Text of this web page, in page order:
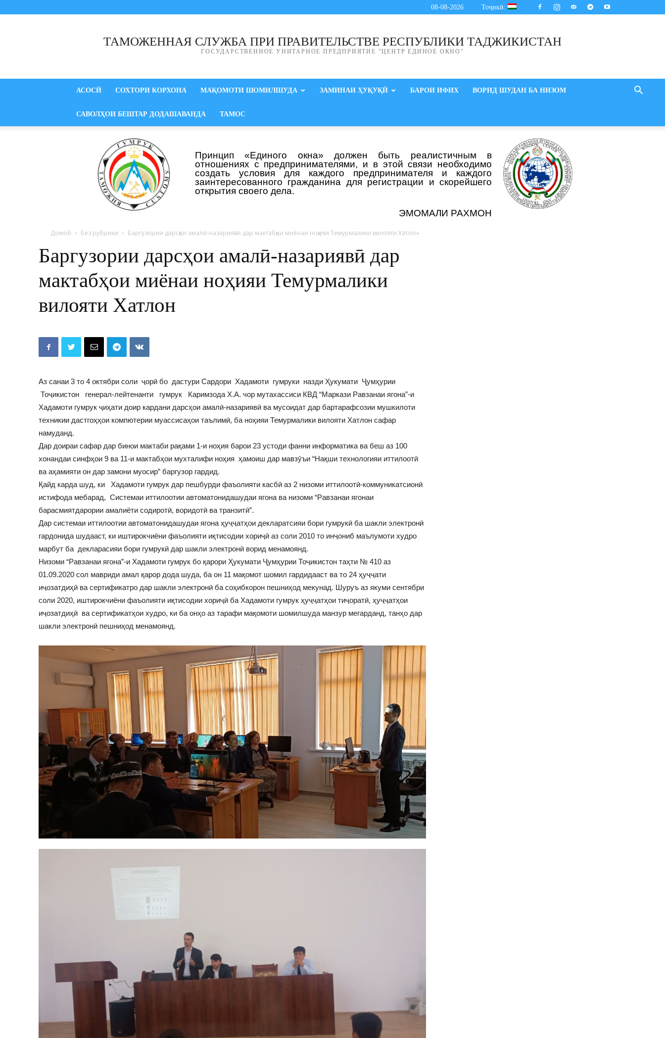
08-08-2026 Тоҷикӣ:
ТАМОЖЕННАЯ СЛУЖБА ПРИ ПРАВИТЕЛЬСТВЕ РЕСПУБЛИКИ ТАДЖИКИСТАН
ГОСУДАРСТВЕННОЕ УНИТАРНОЕ ПРЕДПРИЯТИЕ "ЦЕНТР ЕДИНОЕ ОКНО"
АСОСӢ СОХТОРИ КОРХОНА МАҚОМОТИ ШОМИЛШУДА ЗАМИНАИ ҲУҚУҚӢ БАРОИ ИФИХ ВОРИД ШУДАН БА НИЗОМ
САВОЛҲОИ БЕШТАР ДОДАШАВАНДА ТАМОС
Принцип «Единого окна» должен быть реалистичным в
отношениях с предпринимателями, и в этой связи необходимо
создать условия для каждого предпринимателя и каждого
заинтересованного гражданина для регистрации и скорейшего
открытия своего дела.
ЭМОМАЛИ РАХМОН
Домой Без рубрики Баргузории дарсҳои амалӣ-назариявӣ дар мактабҳои миёнаи ноҳияи Темурмалики вилояти Хатлон
Баргузории дарсҳои амалӣ-назариявӣ дар
мактабҳои миёнаи ноҳияи Темурмалики
вилояти Хатлон
Аз санаи 3 то 4 октябри соли ҷорӣ бо дастури Сардори Хадамоти гумруки назди Ҳукумати Ҷумҳурии
Тоҷикистон генерал-лейтенанти гумрук Каримзода Х.А. чор мутахассиси КВД “Маркази Равзанаи ягона”-и
Хадамоти гумрук ҷиҳати доир кардани дарсҳои амалӣ-назариявӣ ва мусоидат дар бартарафсозии мушкилоти
техникии дастгоҳҳои компютерии муассисаҳои таълимӣ, ба ноҳияи Темурмалики вилояти Хатлон сафар
намуданд.
Дар доираи сафар дар бинои мактаби рақами 1-и ноҳия барои 23 устоди фанни информатика ва беш аз 100
хонандаи синфҳои 9 ва 11-и мактабҳои мухталифи ноҳия ҳамоиш дар мавзӯъи “Нақши технологияи иттилоотӣ
ва аҳамияти он дар замони муосир” баргузор гардид.
Қайд карда шуд, ки Хадамоти гумрук дар пешбурди фаъолияти касбӣ аз 2 низоми иттилоотӣ-коммуникатсионӣ
истифода мебарад, Системаи иттилоотии автоматонидашудаи ягона ва низоми “Равзанаи ягонаи
барасмиятдарории амалиёти содиротӣ, воридотӣ ва транзитӣ”.
Дар системаи иттилоотии автоматонидашудаи ягона ҳуҷҷатҳои декларатсияи бори гумрукӣ ба шакли электронӣ
гардонида шудааст, ки иштирокчиёни фаъолияти иқтисодии хориҷӣ аз соли 2010 то инҷониб маълумоти худро
марбут ба декларасияи бори гумрукӣ дар шакли электронӣ ворид менамоянд.
Низоми “Равзанаи ягона”-и Хадамоти гумрук бо қарори Ҳукумати Ҷумҳурии Тоҷикистон таҳти № 410 аз
01.09.2020 сол мавриди амал қарор дода шуда, ба он 11 мақомот шомил гардидааст ва то 24 ҳуҷҷати
иҷозатдиҳӣ ва сертификатро дар шакли электронӣ ба соҳибкорон пешниҳод мекунад. Шуруъ аз якуми сентябри
соли 2020, иштирокчиёни фаъолияти иқтисодии хориҷӣ ба Хадамоти гумрук ҳуҷҷатҳои тиҷоратӣ, ҳуҷҷатҳои
иҷозатдиҳӣ ва сертификатҳои худро, ки ба онҳо аз тарафи мақомоти шомилшуда манзур мегарданд, танҳо дар
шакли электронӣ пешниҳод менамоянд.